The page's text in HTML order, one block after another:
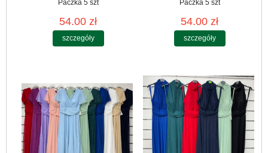
Paczka 5 szt
54.00 zł
szczegóły
Paczka 5 szt
54.00 zł
szczegóły